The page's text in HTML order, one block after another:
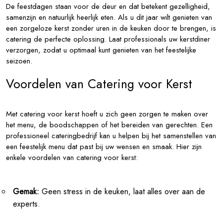
De feestdagen staan voor de deur en dat betekent gezelligheid,
samenzijn en natuurlijk heerlijk eten. Als u dit jaar wilt genieten van
een zorgeloze kerst zonder uren in de keuken door te brengen, is
catering de perfecte oplossing. Laat professionals uw kerstdiner
verzorgen, zodat u optimaal kunt genieten van het feestelijke
seizoen.
Voordelen van Catering voor Kerst
Met catering voor kerst hoeft u zich geen zorgen te maken over
het menu, de boodschappen of het bereiden van gerechten. Een
professioneel cateringbedrijf kan u helpen bij het samenstellen van
een feestelijk menu dat past bij uw wensen en smaak. Hier zijn
enkele voordelen van catering voor kerst:
Gemak: Geen stress in de keuken, laat alles over aan de
experts.